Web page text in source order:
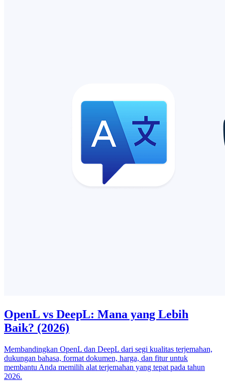
OpenL vs DeepL: Mana yang Lebih
Baik? (2026)
Membandingkan OpenL dan DeepL dari segi kualitas terjemahan,
dukungan bahasa, format dokumen, harga, dan fitur untuk
membantu Anda memilih alat terjemahan yang tepat pada tahun
2026.